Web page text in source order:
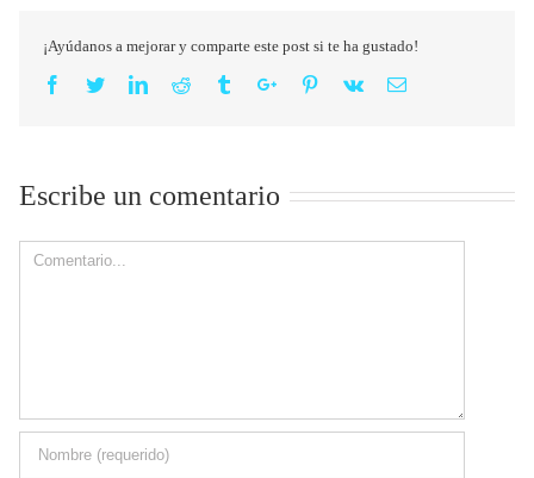
¡Ayúdanos a mejorar y comparte este post si te ha gustado!
Facebook
TwitterLinkedinReddit TumblrGoogle+Pinterest
Vk Email
Escribe un comentario
Comment